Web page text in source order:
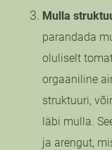
Mulla
parandada
oluliselt
orgaaniline
struktuuri,
läbi mulla.
ja arengut,